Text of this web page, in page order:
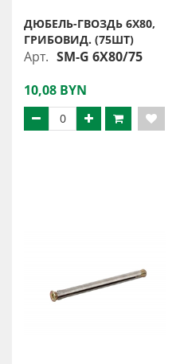
ДЮБЕЛЬ-ГВОЗДЬ 6X80,
ГРИБОВИД. (75ШТ)
Арт. SM-G 6X80/75
10,08 BYN